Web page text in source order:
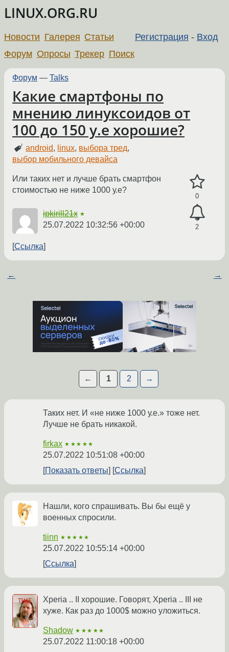
LINUX.ORG.RU
Регистрация - Вход
Новости Галерея Статьи
Форум Опросы Трекер Поиск
Форум — Talks
Какие смартфоны по
мнению линуксоидов от
100 до 150 у.е хорошие?
android, linux, выбора тред,
выбор мобильного девайса
0
2
Или таких нет и лучше брать смартфон
стоимостью не ниже 1000 у.е?
ipkirill21x ★
25.07.2022 10:32:56 +00:00
Ссылка
← →
← 1 2 →
Таких нет. И «не ниже 1000 у.е.» тоже нет.
Лучше не брать никакой.
firkax ★★★★★
25.07.2022 10:51:08 +00:00
Показать ответы
Ссылка
Нашли, кого спрашивать. Вы бы ещё у
военных спросили.
tiinn ★★★★★
25.07.2022 10:55:14 +00:00
Ссылка
Xperia .. II хорошие. Говорят, Xperia .. III не
хуже. Как раз до 1000$ можно уложиться.
Shadow ★★★★★
25.07.2022 11:00:18 +00:00